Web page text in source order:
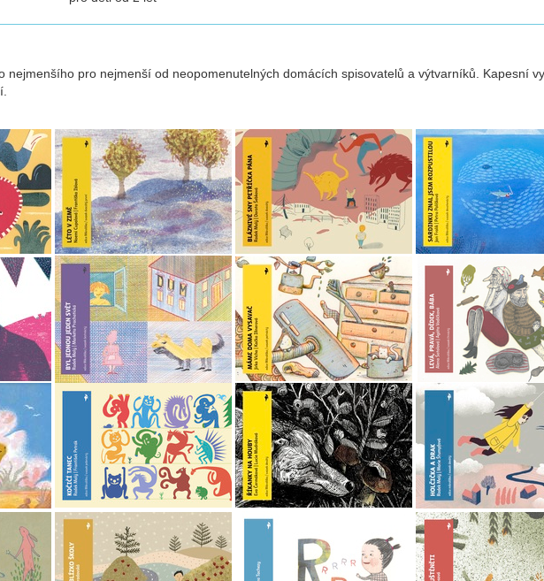
nejmenšího pro nejmenší od neopomenutelných domácích spisovatelů a výtvarníků. Kapesní